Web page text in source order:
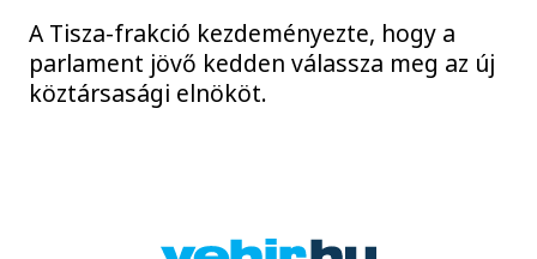
A Tisza-frakció kezdeményezte, hogy a
parlament jövő kedden válassza meg az új
köztársasági elnököt.